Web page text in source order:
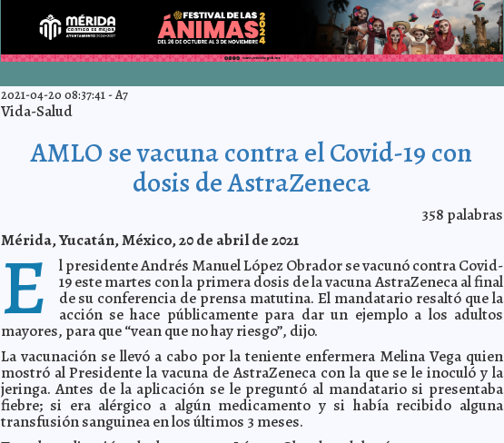
2021-04-20 08:37:41-A7
Vida-Salud
AMLO se vacuna contra el Covid-19 con
dosis de AstraZeneca
358 palabras
Mérida, Yucatán, México, 20 de abril de 2021
E l presidente Andrés Manuel López Obrador se vacunó contra Covid-
19 este martes con la primera dosis de la vacuna AstraZeneca al final
de su conferencia de prensa matutina. El mandatario resaltó que la
acción se hace públicamente para dar un ejemplo a los adultos
mayores, para que “vean que no hay riesgo”, dijo.
La vacunación se llevó a cabo por la teniente enfermera Melina Vega quien
mostró al Presidente la vacuna de AstraZeneca con la que se le inoculó y la
jeringa. Antes de la aplicación se le preguntó al mandatario si presentaba
fiebre; si era alérgico a algún medicamento y si había recibido alguna
transfusión sanguinea en los últimos 3 meses.